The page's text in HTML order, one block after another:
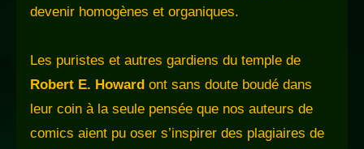
devenir homogènes et organiques.
Les puristes et autres gardiens du temple de
Robert E. Howard ont sans doute boudé dans
leur coin à la seule pensée que nos auteurs de
comics aient pu oser s’inspirer des plagiaires de